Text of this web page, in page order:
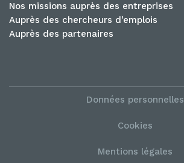
Nos missions auprès des entreprises
Auprès des chercheurs d’emplois
Auprès des partenaires
Données personnelles
Cookies
Mentions légales